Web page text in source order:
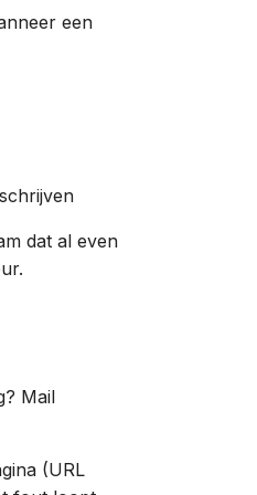
een
dat al even
Mail
(URL